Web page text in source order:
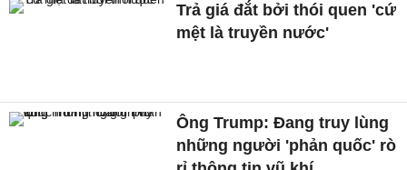
Trả giá đắt bởi thói quen 'cứ
mệt là truyền nước'
Ông Trump: Đang truy lùng
những người 'phản quốc' rò